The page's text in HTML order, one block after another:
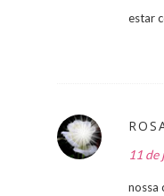
estar
11 de
nossa